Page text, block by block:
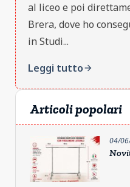
al liceo e poi
Brera, dove ho
in Studi...
Leggi tuttoarrow_forward
Articoli popolari
04/